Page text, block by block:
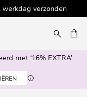
verzonden
met ‘16% EXTRA’